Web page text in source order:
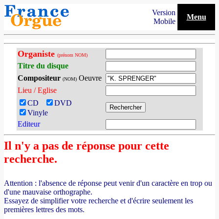
Version
Mobile
Menu
Organiste (prénom NOM)
Titre du disque
Compositeur (NOM)Oeuvre
Lieu / Eglise
CD
DVD
Vinyle
Editeur
Il n'y a pas de réponse pour cette
recherche.
Attention : l'absence de réponse peut venir d'un caractère en trop ou
d'une mauvaise orthographe.
Essayez de simplifier votre recherche et d'écrire seulement les
premières lettres des mots.